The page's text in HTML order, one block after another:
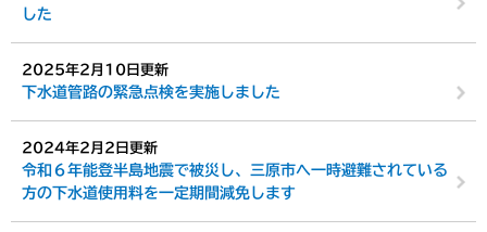
した
2025年2月10日更新
下水道管路の緊急点検を実施しました
2024年2月2日更新
令和６年能登半島地震で被災し、三原市へ一時避難されている
方の下水道使用料を一定期間減免します